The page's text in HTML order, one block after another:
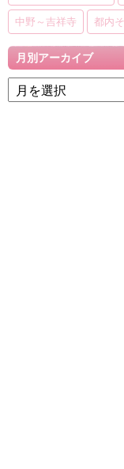
中野～吉祥寺 都内
月別アーカイブ